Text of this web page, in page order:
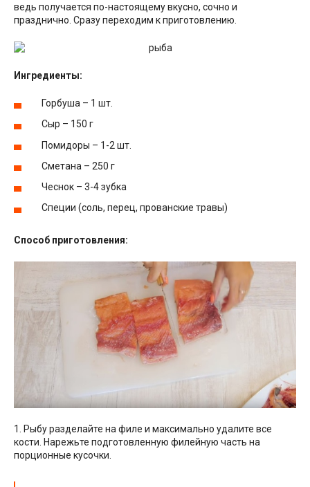
ведь получается по-настоящему вкусно, сочно и
празднично. Сразу переходим к приготовлению.
Ингредиенты:
Горбуша – 1 шт.
Сыр – 150 г
Помидоры – 1-2 шт.
Сметана – 250 г
Чеснок – 3-4 зубка
Специи (соль, перец, прованские травы)
Способ приготовления:
1. Рыбу разделайте на филе и максимально удалите все
кости. Нарежьте подготовленную филейную часть на
порционные кусочки.